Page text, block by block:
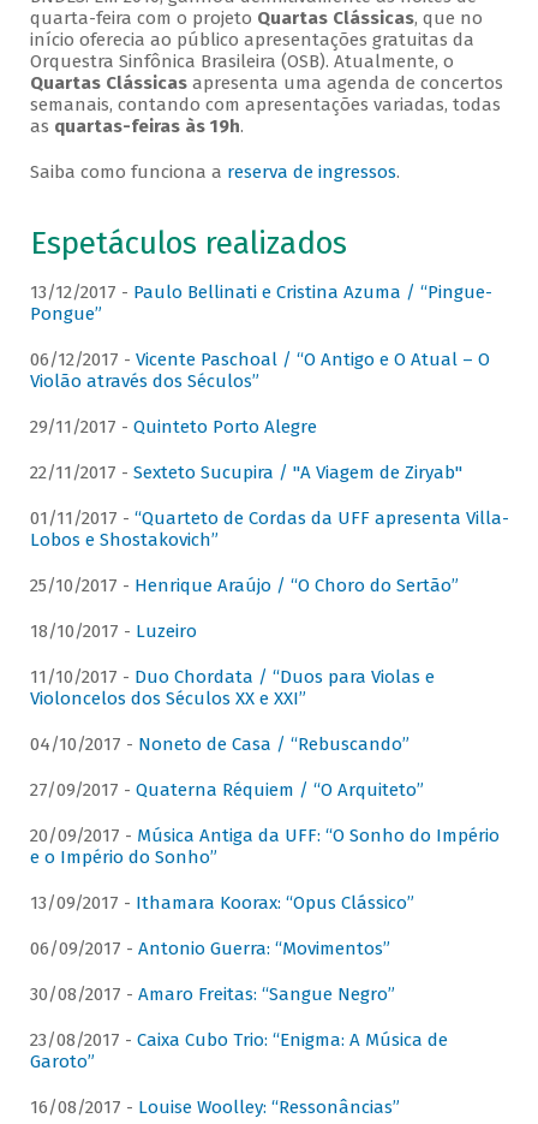
quarta-feira com o projeto Quartas Clássicas, que no
início oferecia ao público apresentações gratuitas da
Orquestra Sinfônica Brasileira (OSB). Atualmente, o
Quartas Clássicasapresenta uma agenda de concertos
semanais, contando com apresentações variadas, todas
as quartas-feiras às 19h.
Saiba como funciona a reserva de ingressos.
Espetáculos realizados
13/12/2017 - Paulo Bellinati e Cristina Azuma / “Pingue-
Pongue”
06/12/2017 - Vicente Paschoal / “O Antigo e O Atual – O
Violão através dos Séculos”
29/11/2017 - Quinteto Porto Alegre
22/11/2017 - Sexteto Sucupira / "A Viagem de Ziryab"
01/11/2017 - “Quarteto de Cordas da UFF apresenta Villa-
Lobos e Shostakovich”
25/10/2017 - Henrique Araújo / “O Choro do Sertão”
18/10/2017 - Luzeiro
11/10/2017 - Duo Chordata / “Duos para Violas e
Violoncelos dos Séculos XX e XXI”
04/10/2017 - Noneto de Casa / “Rebuscando”
27/09/2017 - Quaterna Réquiem / “O Arquiteto”
20/09/2017 - Música Antiga da UFF: “O Sonho do Império
e o Império do Sonho”
13/09/2017 - Ithamara Koorax: “Opus Clássico”
06/09/2017 - Antonio Guerra: “Movimentos”
30/08/2017 - Amaro Freitas: “Sangue Negro”
23/08/2017 - Caixa Cubo Trio: “Enigma: A Música de
Garoto”
16/08/2017 - Louise Woolley: “Ressonâncias”